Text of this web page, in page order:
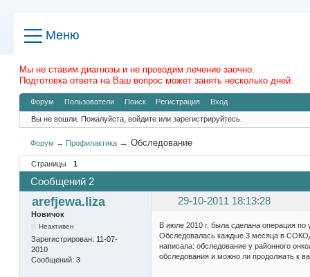
Меню
Мы не ставим диагнозы и не проводим лечение заочно.
Подготовка ответа на Ваш вопрос может занять несколько дней.
Форум Пользователи Поиск Регистрация Вход
Вы не вошли. Пожалуйста, войдите или зарегистрируйтесь.
Форум → Профилактика →Обследование
Страницы 1
Сообщений 2
arefjewa.liza 29-10-2011 18:13:28
Новичок
Неактивен
Зарегистрирован: 11-07-
2010
Сообщений: 3
В июле 2010 г. была сделана операция
Обследовалась каждые 3 месяца в
написала: обследование у районного
обследования и можно ли продолжать к